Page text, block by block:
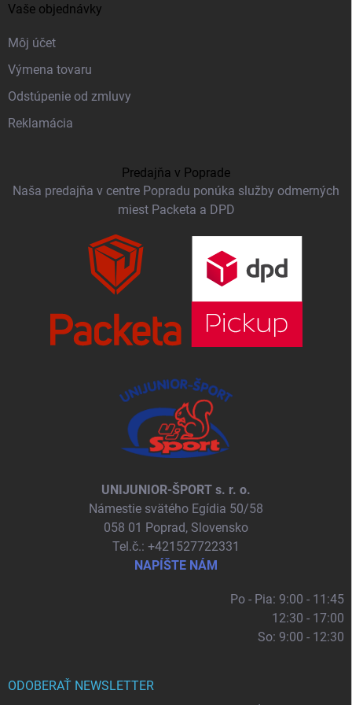
Vaše objednávky
Môj účet
Výmena tovaru
Odstúpenie od zmluvy
Reklamácia
Predajňa v Poprade
Naša predajňa v centre Popradu ponúka služby odmerných
miest Packeta a DPD
UNIJUNIOR-ŠPORT s. r. o.
Námestie svätého Egídia 50/58
058 01 Poprad, Slovensko
Tel.č.: +421527722331
NAPÍŠTE NÁM
Po - Pia: 9:00 - 11:45
12:30 - 17:00
So: 9:00 - 12:30
ODOBERAŤ NEWSLETTER